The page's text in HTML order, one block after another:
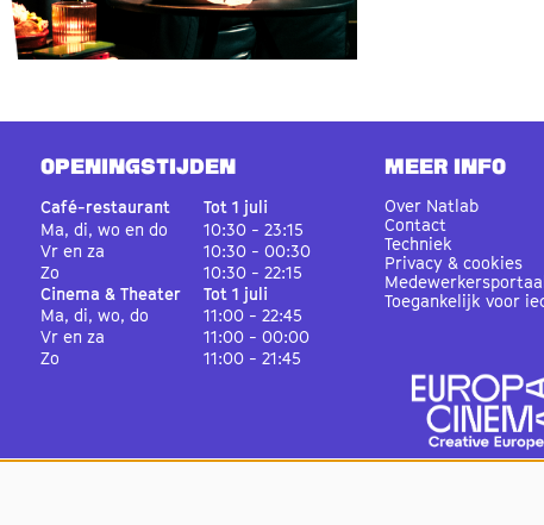
OPENINGSTIJDEN
Café-restaurant
Tot 1 juli
Ma, di, wo en do
10:30 - 23:15
Vr en za
10:30 - 00:30
Zo
10:30 - 22:15
Cinema & Theater
Tot 1 juli
Ma, di, wo, do
11:00 - 22:45
Vr en za
11:00 - 00:00
Zo
11:00 - 21:45
MEER INFO
Over Natlab
Contact
Techniek
Privacy & cookies
Toegankelijk voor